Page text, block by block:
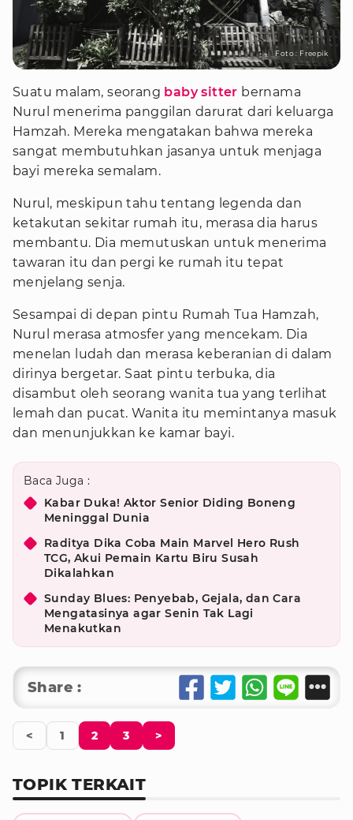
Foto : Freepik
Suatu malam, seorang baby sitter bernama
Nurul menerima panggilan darurat dari keluarga
Hamzah. Mereka mengatakan bahwa mereka
sangat membutuhkan jasanya untuk menjaga
bayi mereka semalam.
Nurul, meskipun tahu tentang legenda dan
ketakutan sekitar rumah itu, merasa dia harus
membantu. Dia memutuskan untuk menerima
tawaran itu dan pergi ke rumah itu tepat
menjelang senja.
Sesampai di depan pintu Rumah Tua Hamzah,
Nurul merasa atmosfer yang mencekam. Dia
menelan ludah dan merasa keberanian di dalam
dirinya bergetar. Saat pintu terbuka, dia
disambut oleh seorang wanita tua yang terlihat
lemah dan pucat. Wanita itu memintanya masuk
dan menunjukkan ke kamar bayi.
Baca Juga :
Kabar Duka! Aktor Senior Diding Boneng
Meninggal Dunia
Raditya Dika Coba Main Marvel Hero Rush
TCG, Akui Pemain Kartu Biru Susah
Dikalahkan
Sunday Blues: Penyebab, Gejala, dan Cara
Mengatasinya agar Senin Tak Lagi
Menakutkan
Share :
< 1 2 3 >
TOPIK TERKAIT